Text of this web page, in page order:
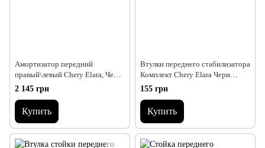
Амортизатор передний
правый\левый Chery Elara, Чери
Элара, Чері Елара
2 145 грн
Купить
Втулки переднего стабилизатора
Комплект Chery Elara Чери
Элара Чері Елара
155 грн
Купить